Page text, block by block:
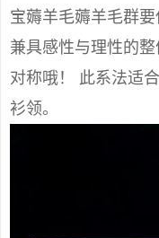
宝薅羊毛薅羊毛群要
兼具感性与理性的
对称哦！ 此系法适
衫领。